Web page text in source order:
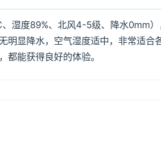
湿度89%、北风4-5级、降水0mm）
明显降水，空气湿度适中，非常适合
都能获得良好的体验。